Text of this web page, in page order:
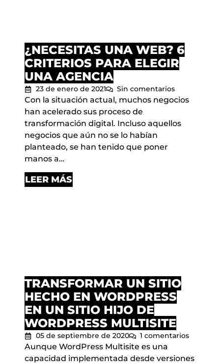
¿NECESITAS UNA WEB? 6
CRITERIOS PARA ELEGIR
UNA AGENCIA
23 de enero de 2021 Sin comentarios
Con la situación actual, muchos negocios
han acelerado sus proceso de
transformación digital. Incluso aquellos
negocios que aún no se lo habían
planteado, se han tenido que poner
manos a…
LEER MÁS
TRANSFORMAR UN SITIO
HECHO EN WORDPRESS
EN UN SITIO HIJO DE
WORDPRESS MULTISITE
05 de septiembre de 2020 1 comentarios
Aunque WordPress Multisite es una
capacidad implementada desde versiones